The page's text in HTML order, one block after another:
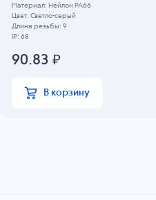
Материал: Нейлон PA66
Цвет: Светло-серый
Длина резьбы: 9
IP: 68
90.83 ₽
В корзину